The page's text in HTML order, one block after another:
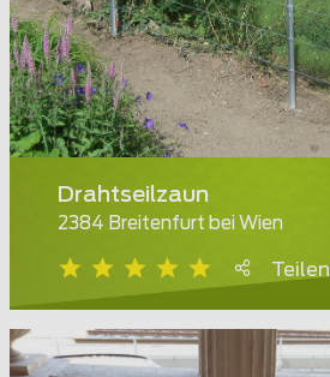
Drahtseilzaun
2384 Breitenfurt bei Wien
Teilen